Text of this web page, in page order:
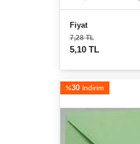
Fiyat
7,28 TL
5,10 TL
%30 İndirim